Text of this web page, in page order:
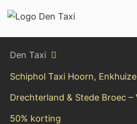
Den Taxi
Den Taxi
Schiphol Taxi Hoorn,
Drechterland & Stede Broec –
50% korting